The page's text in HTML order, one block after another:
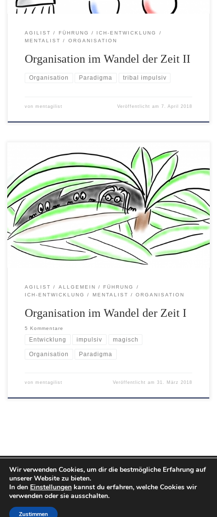
AGILIST FÜHRUNG
ICH-ENTWICKLUNG
MENTALIST
ORGANISATION
Organisation im Wandel der Zeit II
Organisation Paradigma tribal impulsiv
von mentagilist Veröffentlicht am7. April 2018
Teil I – Reaktiv und magisch Der Agilist schob die
Sträucher zur Seite und lugte hinüber zu der kleinen
Höhle. Die Sonne stand hoch am Himmel und es war so
heiß, dass ihm der Schweiß von der Stirn rann. In
wenigen Metern Entfernung sah er drei Frauen und vier
Kinder […]
AGILIST ALLGEMEIN
FÜHRUNG
ICH-ENTWICKLUNG
MENTALIST ORGANISATION
Organisation im Wandel der Zeit I
5 Kommentare
Entwicklung impulsiv magisch
Organisation Paradigma
von mentagilist Veröffentlicht am31. März 2018
© 2026Mentagilist– Alle Rechte vorbehalten
Präsentiert vonWP– Entworfen mit demCustomizr-Theme
Wir verwenden Cookies, um dir die bestmögliche Erfahrung auf
unserer Website zu bieten.
In den Einstellungen kannst du erfahren, welche Cookies wir
verwenden oder sie ausschalten.
Zustimmen